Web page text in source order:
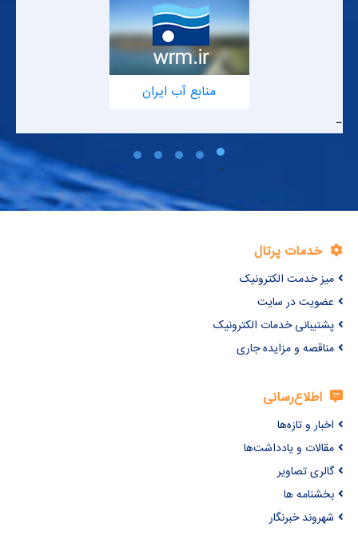
و غیر سازه ای.4- حفاظت کمی، کیفی و بهره برداری بهینه از منابع آب
و شناسایی نقاط آلاینده و پایش مستمر آلودگی‌ها و استقرار سامانه
بهسازی، رشد و ارتقاء و توجه به نیازهای نیروی انسانی در جهت
افزایش بهره وری.6- برون سپاری فعالیتهای قابل واگذاری در راستای
منابع آب ایران
خدمات پرتال
میز خدمت الکترونیک
عضویت در سایت
پشتیبانی خدمات الکترونیک
مناقصه و مزایده جاری
اطلاع‌رسانی
اخبار و تازه‌ها
مقالات و یادداشت‌ها
گالری تصاویر
بخشنامه ها
شهروند خبرنگار